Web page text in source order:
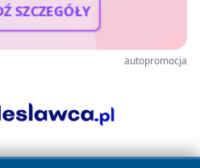
SZCZEGÓŁY
autopromocja